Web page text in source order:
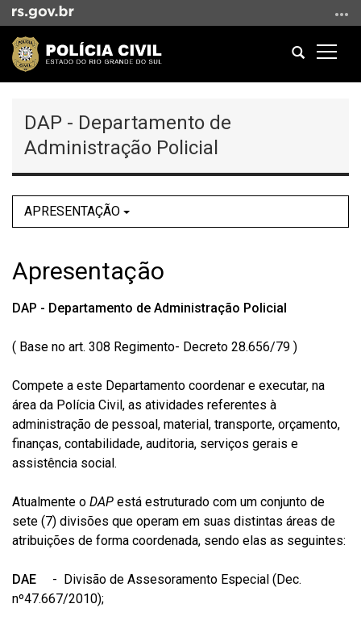
para
conteúdo
Ir
menu
Abrir
conteúdoDAP - Departamento de
Administração Policial
APRESENTAÇÃO
Apresentação
DAP - Departamento de Administração Policial
( Base no art. 308 Regimento- Decreto 28.656/79 )
Compete a este Departamento coordenar e executar, na
área da Polícia Civil, as atividades referentes à
administração de pessoal, material, transporte, orçamento,
finanças, contabilidade, auditoria, serviços gerais e
assistência social.
Atualmente o DAP está estruturado com um conjunto de
sete (7) divisões que operam em suas distintas áreas de
atribuições de forma coordenada, sendo elas as seguintes:
DAE - Divisão de Assesoramento Especial (Dec.
nº47.667/2010);